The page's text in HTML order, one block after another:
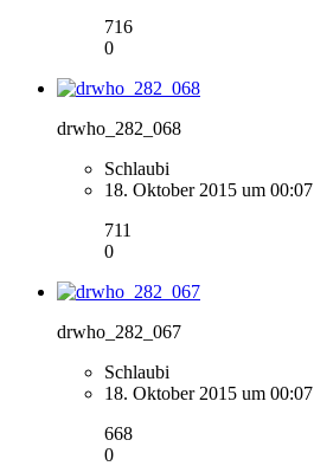
716
0
drwho_282_068
Schlaubi
18. Oktober 2015 um 00:07
711
0
drwho_282_067
Schlaubi
18. Oktober 2015 um 00:07
668
0